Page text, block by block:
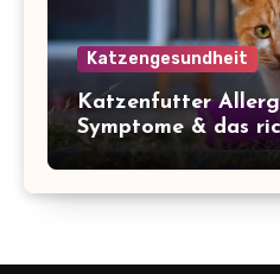
Katzengesundheit
Katzenfutter
Symptome & das